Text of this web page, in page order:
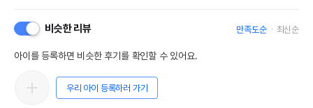
비슷한 리뷰 만족도순 최신순
아이를 등록하면 비슷한 후기를 확인할 수 있어요.
우리 아이 등록하러 가기